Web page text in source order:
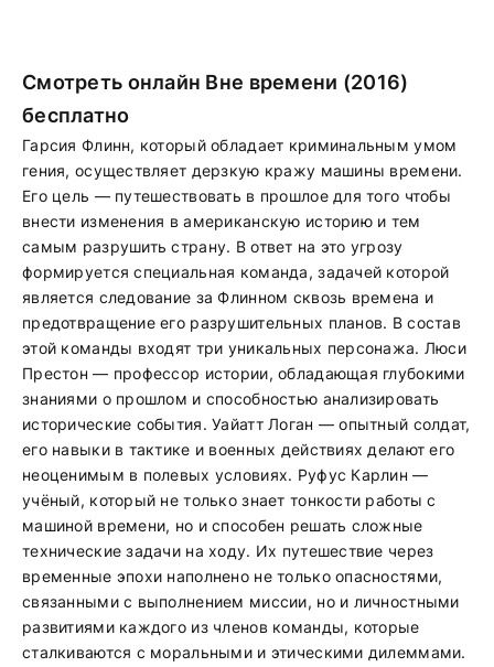
Смотреть онлайн Вне времени (2016)
бесплатно
Гарсия Флинн, который обладает криминальным умом
гения, осуществляет дерзкую кражу машины времени.
Его цель — путешествовать в прошлое для того чтобы
внести изменения в американскую историю и тем
самым разрушить страну. В ответ на это угрозу
формируется специальная команда, задачей которой
является следование за Флинном сквозь времена и
предотвращение его разрушительных планов. В состав
этой команды входят три уникальных персонажа. Люси
Престон — профессор истории, обладающая глубокими
знаниями о прошлом и способностью анализировать
исторические события. Уайатт Логан — опытный солдат,
его навыки в тактике и военных действиях делают его
неоценимым в полевых условиях. Руфус Карлин —
учёный, который не только знает тонкости работы с
машиной времени, но и способен решать сложные
технические задачи на ходу. Их путешествие через
временные эпохи наполнено не только опасностями,
связанными с выполнением миссии, но и личностными
развитиями каждого из членов команды, которые
сталкиваются с моральными и этическими дилеммами.